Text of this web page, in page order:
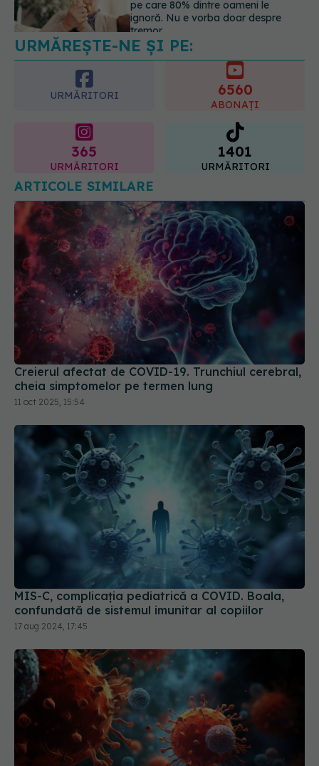
Gabriela Cristea, manifest pentru
respect și acceptare: Corpul
fiecăruia spune o poveste
05.08.2026, 21:23
URMĂREȘTE-NE ȘI PE:
URMĂRITORI 6560
ABONAȚI
URMĂRITORI
1401
URMĂRITORI
ARTICOLE SIMILARE
Creierul afectat de COVID-19. Trunchiul cerebral,
cheia simptomelor pe termen lung
11 oct 2025, 15:54
MIS-C, complicația pediatrică a COVID. Boala,
confundată de sistemul imunitar al copiilor
17 aug 2024, 17:45